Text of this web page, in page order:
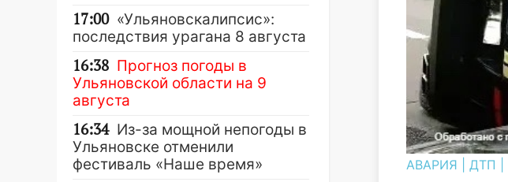
АВАРИЯ ДТП
17:00 «Ульяновскалипсис»:
последствия урагана 8 августа
16:38 Прогноз погоды в
Ульяновской области на 9
августа
16:34 Из-за мощной непогоды в
Ульяновске отменили
фестиваль «Наше время»